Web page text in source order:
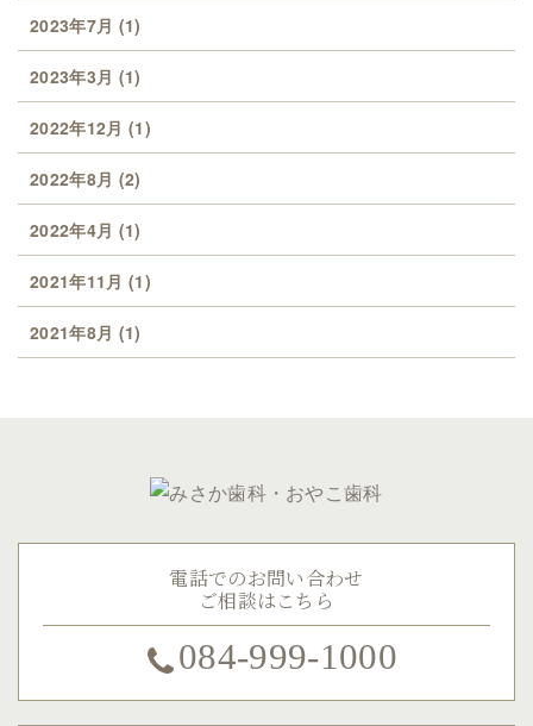
2023年7月 (1)
2023年3月 (1)
2022年12月 (1)
2022年8月 (2)
2022年4月 (1)
2021年11月 (1)
2021年8月 (1)
電話でのお問い合わせ
ご相談はこちら
084-999-1000